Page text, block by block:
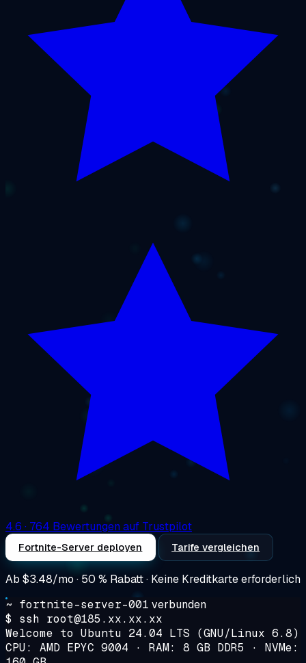
4.6 · 764 Bewertungen auf Trustpilot
Fortnite-Server deployen Tarife vergleichen
Ab $3.48/mo · 50 % Rabatt · Keine Kreditkarte erforderlich
~ fortnite-server-001 verbunden
$ ssh root@185.xx.xx.xx
Welcome to Ubuntu 24.04 LTS (GNU/Linux 6.8)
CPU: AMD EPYC 9004 · RAM: 8 GB DDR5 · NVMe: